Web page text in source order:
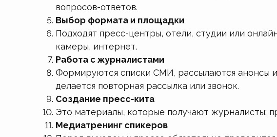
вопросов-ответов.
Выбор формата и площадки
Подходят пресс-центры, отели, студии или
камеры, интернет.
Работа с журналистами
Формируются списки СМИ, рассылаются анонсы и
делается повторная рассылка или звонок.
Создание пресс-кита
Это материалы, которые получают журналисты:
Медиатренинг спикеров